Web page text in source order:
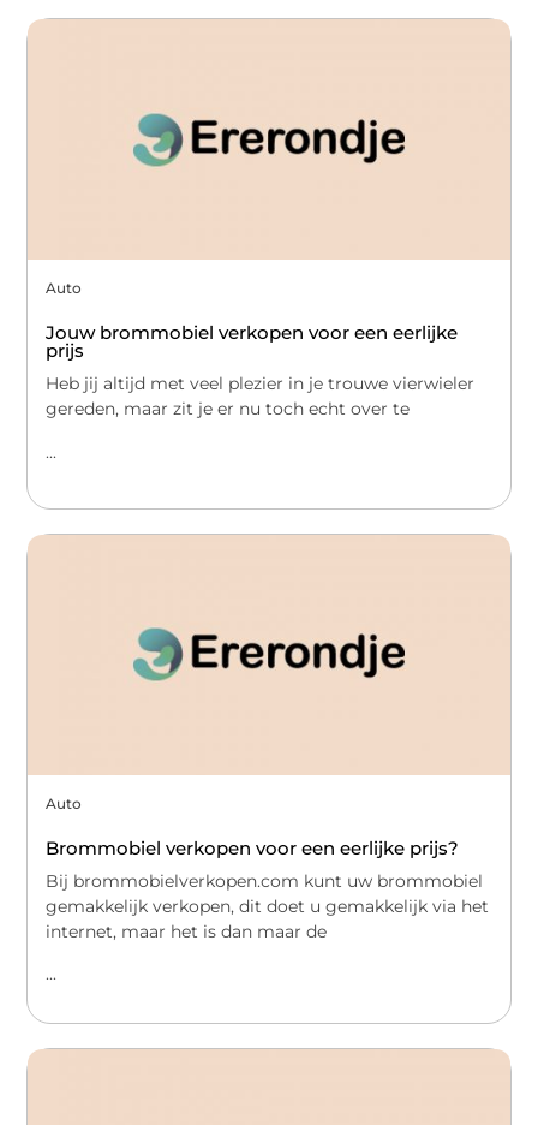
Auto
Jouw brommobiel verkopen voor een eerlijke
prijs
Heb jij altijd met veel plezier in je trouwe vierwieler
gereden, maar zit je er nu toch echt over te
...
Auto
Brommobiel verkopen voor een eerlijke prijs?
Bij brommobielverkopen.com kunt uw brommobiel
gemakkelijk verkopen, dit doet u gemakkelijk via het
internet, maar het is dan maar de
...